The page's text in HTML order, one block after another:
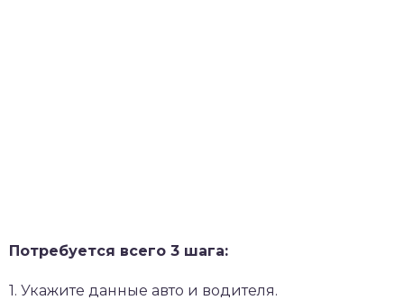
Потребуется всего 3 шага:
1. Укажите данные авто и водителя.